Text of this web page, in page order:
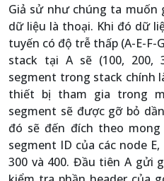
Giả sử như chúng ta muốn
dữ liệu là thoại. Khi đó dữ
tuyến có độ trễ thấp (A-E-
stack tại A sẽ (100, 200,
segment trong stack chính
thiết bị tham gia trong
segment sẽ được gỡ bỏ
đó sẽ đến đích theo
segment ID của các node
300 và 400. Đầu tiên A gửi